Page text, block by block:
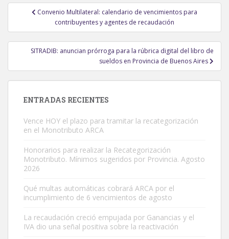
Navegación
entradas
Convenio Multilateral: calendario de vencimientos para
contribuyentes y agentes de recaudación
SITRADIB: anuncian prórroga para la rúbrica digital del libro de
sueldos en Provincia de Buenos Aires
ENTRADAS RECIENTES
Vence HOY el plazo para tramitar la recategorización
en el Monotributo ARCA
Honorarios para realizar la Recategorización
Monotributo. Mínimos sugeridos por Provincia. Agosto
2026
Qué multas automáticas cobrará ARCA por el
incumplimiento de 6 vencimientos de agosto
La recaudación creció empujada por Ganancias y el
IVA dio una señal positiva sobre la reactivación